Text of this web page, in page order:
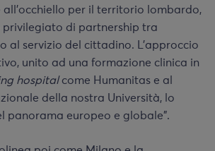
all’occhiello per il territorio lombardo,
privilegiato di partnership tra
al servizio del cittadino. L’approccio
unito ad una formazione clinica in
hospitalcome Humanitas e al
della nostra Università, lo
panorama europeo e globale”.